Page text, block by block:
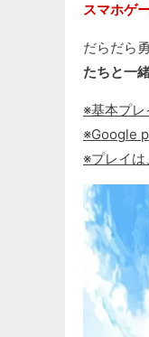
スマホゲ
だらだら
たちと一
※基本プ
※Google
※プレイ